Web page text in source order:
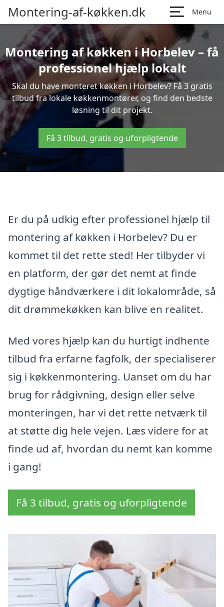
Montering-af-køkken.dk Menu
Montering af køkken i Horbelev – få
professionel hjælp lokalt
Skal du have monteret køkken i Horbelev? Få 3 gratis
tilbud fra lokale køkkenmontører, og find den bedste
løsning til dit projekt.
Få 3 tilbud, gratis og uforpligtende
Er du på udkig efter professionel hjælp til
montering af køkken i Horbelev? Du er
kommet til det rette sted! Her tilbyder vi
en platform, der gør det nemt at finde
dygtige håndværkere i dit lokalområde, så
dit drømmekøkken kan blive en realitet.
Med vores hjælp kan du hurtigt indhente
tilbud fra erfarne fagfolk, der specialiserer
sig i køkkenmontering. Uanset om du har
brug for rådgivning, design eller selve
monteringen, har vi det rette netværk til
at støtte dig hele vejen. Læs videre for at
finde ud af, hvordan du nemt kan komme
i gang!
Få 3 tilbud, gratis og uforpligtende